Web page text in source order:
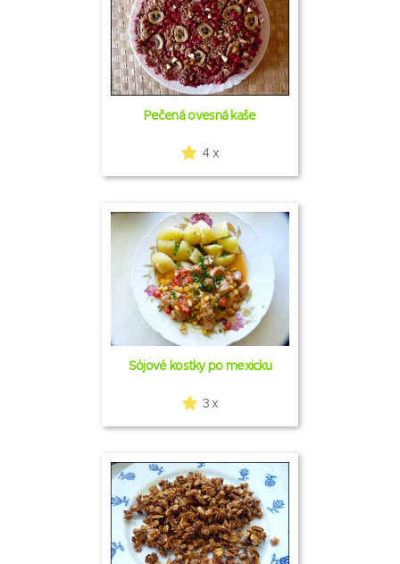
Pečená ovesná kaše
4 x
Sójové kostky po mexicku
3 x